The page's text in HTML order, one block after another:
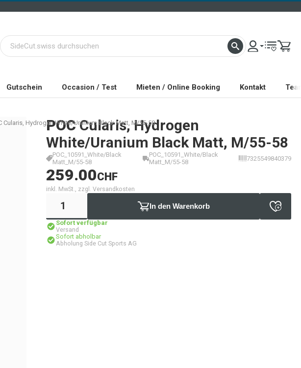
Gutschein Occasion / Test Mieten / Online Booking Kontakt
Cularis, Hydrogen White/Uranium Black Matt, M/55-58
POC Cularis, Hydrogen
White/Uranium Black Matt, M/55-58
POC_10591_White/Black
Matt_M/55-58
POC_10591_White/Black
Matt_M/55-58
7325549840379
259.00CHF
inkl. MwSt., zzgl. Versandkosten
In den Warenkorb
Sofort verfügbar
Versand
Sofort abholbar
Abholung Side Cut Sports AG